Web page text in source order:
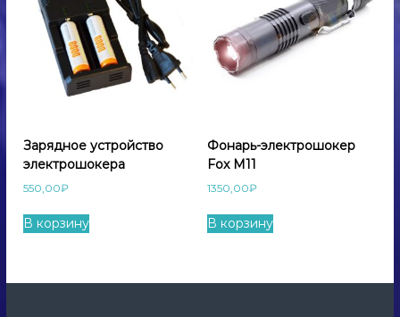
Зарядное устройство
электрошокера
550,00₽
В корзину
Фонарь-электрошокер
Fox M11
1350,00₽
В корзину